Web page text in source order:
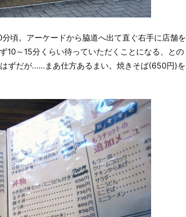
頃。アーケードから脇道へ出て直ぐ右手に店舗を
10～15分くらい待っていただくことになる、との
ずだが……まあ仕方あるまい。焼きそば(650円)を